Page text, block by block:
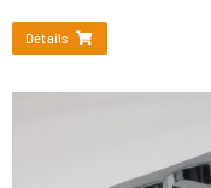
Détails